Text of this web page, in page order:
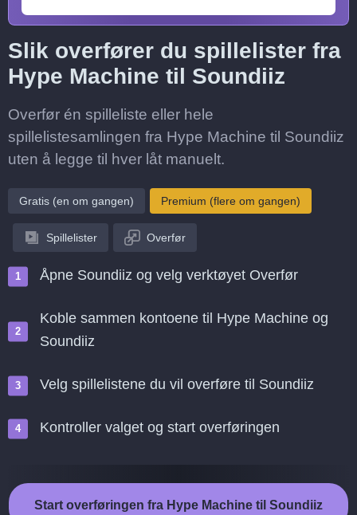
Slik overfører du spillelister fra
Hype Machine til Soundiiz
Overfør én spilleliste eller hele
spillelistesamlingen fra Hype Machine til Soundiiz
uten å legge til hver låt manuelt.
Gratis (en om gangen) Premium (flere om gangen)
Spillelister Overfør
Åpne Soundiiz og velg verktøyet Overfør
Koble sammen kontoene til Hype Machine og
Soundiiz
Velg spillelistene du vil overføre til Soundiiz
Kontroller valget og start overføringen
Start overføringen fra Hype Machine til Soundiiz